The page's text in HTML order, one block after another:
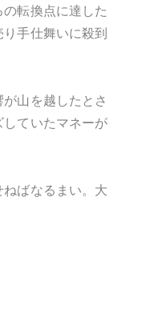
転換点に達した
手仕舞いに殺到
山を越したとさ
ていたマネーが
ばなるまい。大